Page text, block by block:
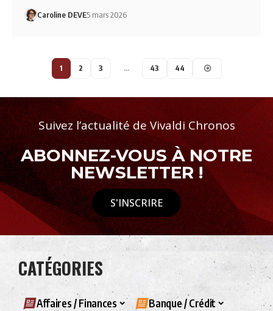
Caroline DEVE5 mars 2026
1 2 3 … 43 44
Suivez l’actualité de Vivaldi Chronos
ABONNEZ-VOUS À NOTRE
NEWSLETTER !
S'INSCRIRE
CATÉGORIES
Affaires / Finances Banque / Crédit